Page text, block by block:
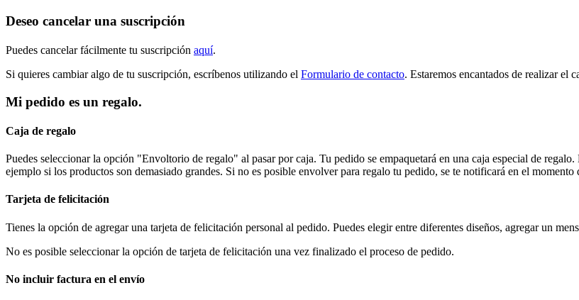
Deseo cancelar una suscripción
Puedes cancelar fácilmente tu suscripción aquí.
Si quieres cambiar algo de tu suscripción, escríbenos utilizando el Formulario de contacto. Estaremos encantados de realizar el
Mi pedido es un regalo.
Caja de regalo
Puedes seleccionar la opción "Envoltorio de regalo" al pasar por caja. Tu pedido se empaquetará en una caja especial de
ejemplo si los productos son demasiado grandes. Si no es posible envolver para regalo tu pedido, se te notificará en el momento
Tarjeta de felicitación
Tienes la opción de agregar una tarjeta de felicitación personal al pedido. Puedes elegir entre diferentes diseños, agregar un
No es posible seleccionar la opción de tarjeta de felicitación una vez finalizado el proceso de pedido.
No incluir factura en el envío